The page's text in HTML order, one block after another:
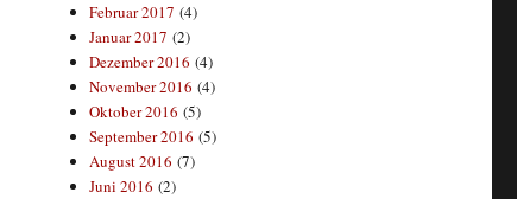
Februar 2017 (4)
Januar 2017 (2)
Dezember 2016 (4)
November 2016 (4)
Oktober 2016 (5)
September 2016 (5)
August 2016 (7)
Juni 2016 (2)